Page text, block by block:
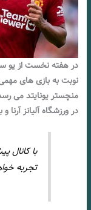
در هفته نخست از یو
نوبت به بازی های
در ورزشگاه آلیانز
تجربه